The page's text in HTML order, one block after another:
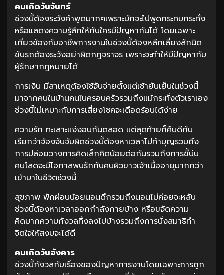
คนเกิดวันจันทร์
ช่วงนี้ต้องระวังคำพูดมากๆเพราะมักจะไปพูดกระทบกระทั่ง
หรือแสดงความรู้สึกให้กับใครมีปัญหากันได้ โดยเฉพาะ
เกี่ยวข้องกับอาชีพการงานในช่วงนี้ต้องหลีกเลี่ยงสักนิด
ขับรถต้องระวังอย่าผิดกฎจราจร เพราะจะทำให้มีปัญหากับ
ผู้รักษากฎหมายได้
การเงิน มีสาเหตุต้องใช้จับจ่ายตั้งแต่เช้ายันเย็นในช่วงนี้
มาจากคนในบ้านคนในครอบครัวรวมถึงแม้กระทั่งตัวเราเอง
ช่วงนี้ไม่เหมาะกับการเสี่ยงโชคจะเดือดร้อนได้ง่าย
ความรัก ทะเลาะแง่งอนกันตลอด แต่สุดท้ายก็คืนดีกัน
เรียกว่าจ้องจับจับผิดช่วงนี้ต้องหาเวลาไปทำบุญรวมถึง
การปล่อยวางการคิดเล็กคิดน้อยต่อกันรวมถึงการขี้บ่น
คนโสดจะมีโอกาสพบรักกับคนผิวขาวเจ้าเนื้ออายุมากกว่า
เข้ามาในชีวิตช่วงนี้
สุขภาพ พักผ่อนน้อยนอนดึกรวมถึงนอนไม่ค่อยจะหลับ
ช่วงนี้ต้องหาเวลาออกกำลังกายบ้าง หรือขจัดความ
คิดมากความกังวลทิ้งลงไปบ้างรวมถึงการนั่งสมาธิทำ
จิตใจให้สงบจะได้ดี
คนเกิดวันอังคาร
ช่วงนี้กังวลกับเรื่องของปัญหาการงานโดยเฉพาะการถูก